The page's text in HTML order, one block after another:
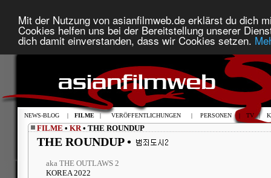
Mit der Nutzung von asianfilmweb.de erklärst du dich
Cookies helfen uns bei der Bereitstellung unserer
dich damit einverstanden, dass wir Cookies setzen.
NEWS-BLOG | FILME | VERÖFFENTLICHUNGEN | PERSONEN | TV |
FILME • KR• THE ROUNDUP
THE ROUNDUP •
aka THE OUTLAWS 2
KOREA 2022